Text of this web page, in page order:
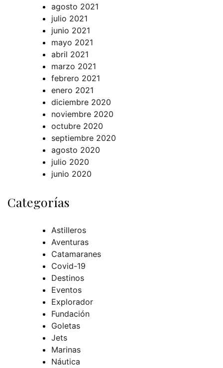
agosto 2021
julio 2021
junio 2021
mayo 2021
abril 2021
marzo 2021
febrero 2021
enero 2021
diciembre 2020
noviembre 2020
octubre 2020
septiembre 2020
agosto 2020
julio 2020
junio 2020
Categorías
Astilleros
Aventuras
Catamaranes
Covid-19
Destinos
Eventos
Explorador
Fundación
Goletas
Jets
Marinas
Náutica